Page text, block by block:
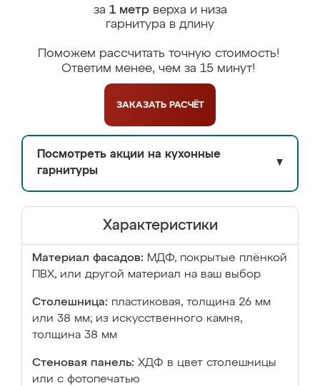
за 1 метрверха и низа
гарнитура в длину
Поможем рассчитать точную стоимость!
Ответим менее, чем за 15 минут!
ЗАКАЗАТЬ РАСЧЁТ
Посмотреть акции на кухонные
гарнитуры
▼
Характеристики
Материал фасадов: МДФ, покрытые плёнкой
ПВХ, или другой материал на ваш выбор
Столешница: пластиковая, толщина 26 мм
или 38 мм; из искусственного камня,
толщина 38 мм
Стеновая панель: ХДФ в цвет столешницы
или с фотопечатью